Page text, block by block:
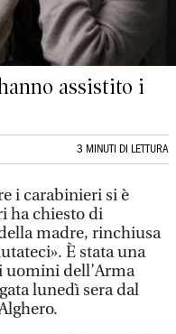
assistito i
3 MINUTI DI LETTURA
i carabinieri si è
ha chiesto di
madre, rinchiusa
È stata una
uomini dell’Arma
lunedì sera dal